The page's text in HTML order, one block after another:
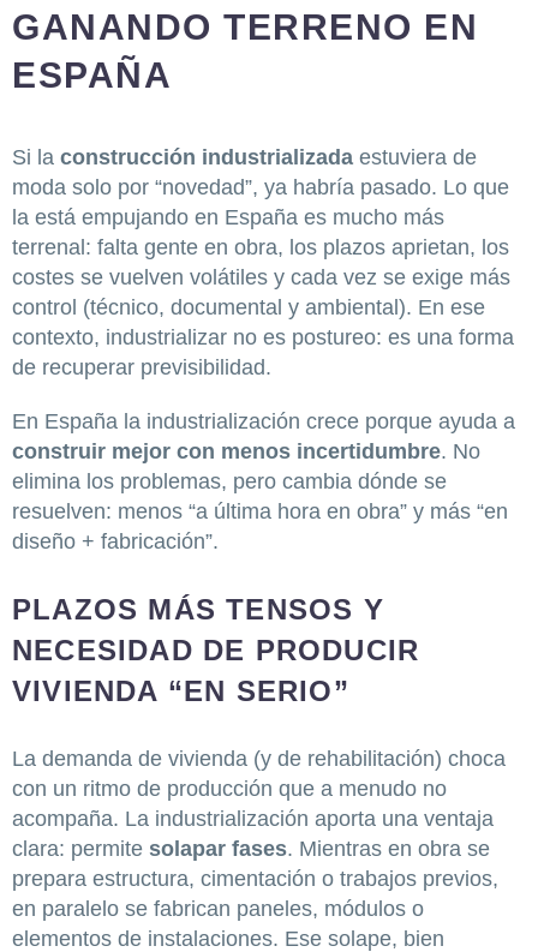
GANANDO TERRENO EN
ESPAÑA
Si la construcción industrializada estuviera de
moda solo por “novedad”, ya habría pasado. Lo que
la está empujando en España es mucho más
terrenal: falta gente en obra, los plazos aprietan, los
costes se vuelven volátiles y cada vez se exige más
control (técnico, documental y ambiental). En ese
contexto, industrializar no es postureo: es una forma
de recuperar previsibilidad.
En España la industrialización crece porque ayuda a
construir mejor con menos incertidumbre. No
elimina los problemas, pero cambia dónde se
resuelven: menos “a última hora en obra” y más “en
diseño + fabricación”.
PLAZOS MÁS TENSOS Y
NECESIDAD DE PRODUCIR
VIVIENDA “EN SERIO”
La demanda de vivienda (y de rehabilitación) choca
con un ritmo de producción que a menudo no
acompaña. La industrialización aporta una ventaja
clara: permite solapar fases. Mientras en obra se
prepara estructura, cimentación o trabajos previos,
en paralelo se fabrican paneles, módulos o
elementos de instalaciones. Ese solape, bien